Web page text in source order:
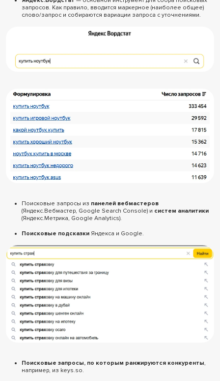
запросов. Как правило, вводится маркерное (наиболее общее)
слово/запрос и собираются вариации запроса с уточнениями.
Поисковые запросы из панелей вебмастеров
(Яндекс.Вебмастер, Google Search Console) и систем аналитики
(Яндекс.Метрика, Google Analytics).
Поисковые подсказки Яндекса и Google.
Поисковые запросы, по которым ранжируются конкуренты,
например, из keys.so.